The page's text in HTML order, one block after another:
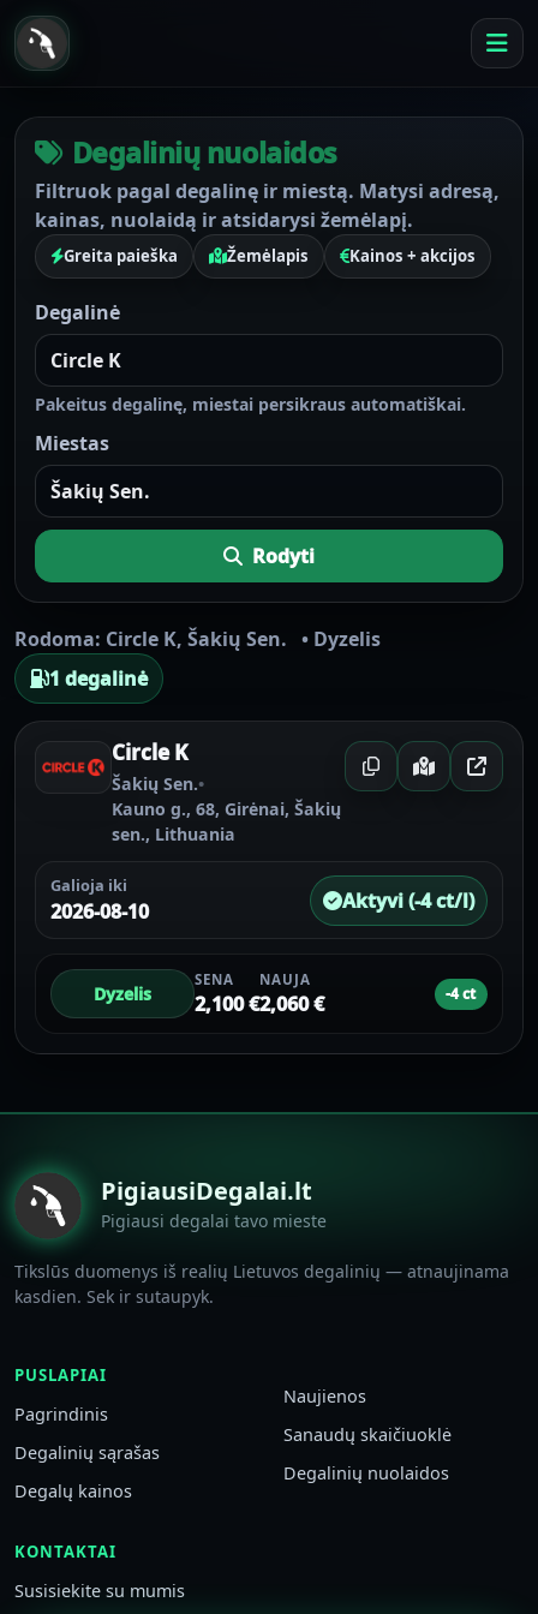
Degalinių nuolaidos
Filtruok pagal degalinę ir miestą. Matysi adresą,
kainas, nuolaidą ir atsidarysi žemėlapį.
Greita paieška Žemėlapis Kainos + akcijos
Degalinė
Pakeitus degalinę, miestai persikraus automatiškai.
Miestas
Rodyti
Rodoma: Circle K, Šakių Sen. • Dyzelis
1 degalinė
Circle K
Šakių Sen.•
Kauno g., 68, Girėnai, Šakių
sen., Lithuania
Galioja iki
2026-08-10 Aktyvi (-4 ct/l)
Dyzelis
SENA
2,100 €
NAUJA
2,060 € -4 ct
PigiausiDegalai.lt
Pigiausi degalai tavo mieste
Tikslūs duomenys iš realių Lietuvos degalinių — atnaujinama
kasdien. Sek ir sutaupyk.
PUSLAPIAI
Pagrindinis
Degalinių sąrašas
Degalų kainos
Naujienos
Sanaudų skaičiuoklė
Degalinių nuolaidos
KONTAKTAI
Susisiekite su mumis